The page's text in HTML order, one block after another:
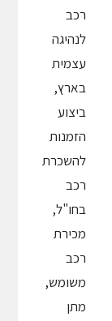
רכב
לנהיגה
עצמית
בארץ,
ביצוע
הזמנות
להשכרת
רכב
בחו"ל,
מכירת
רכב
משומש,
מתן